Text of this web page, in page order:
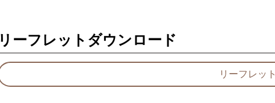
リーフレットダウンロード
リーフレット